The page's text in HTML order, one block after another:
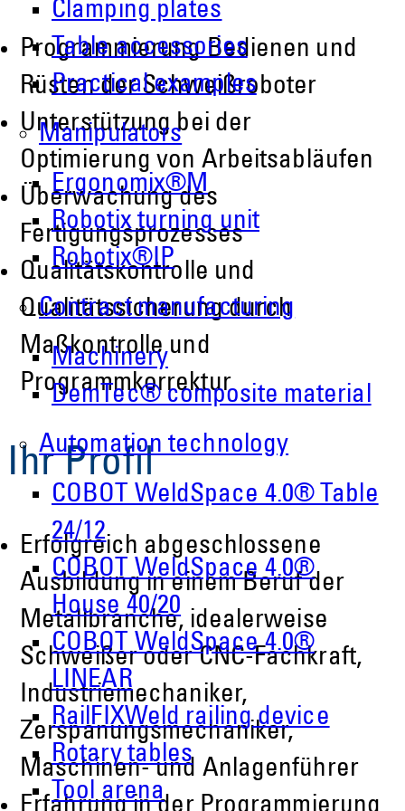
Clamping plates
Table accessories
Practical examples
Manipulators
Ergonomix®M
Robotix turning unit
Robotix®IP
Contract manufacturing
Machinery
DemTec® composite material
Automation technology
COBOT WeldSpace 4.0® Table
24/12
COBOT WeldSpace 4.0®
House 40/20
COBOT WeldSpace 4.0®
LINEAR
RailFIXWeld railing device
Rotary tables
Tool arena
Programmierung Bedienen und
Rüsten der Schweißroboter
Unterstützung bei der
Optimierung von Arbeitsabläufen
Überwachung des
Fertigungsprozesses
Qualitätskontrolle und
Qualitätssicherung durch
Maßkontrolle und
Programmkorrektur
Ihr Profil
Erfolgreich abgeschlossene
Ausbildung in einem Beruf der
Metallbranche, idealerweise
Schweißer oder CNC-Fachkraft,
Industriemechaniker,
Zerspanungsmechaniker,
Maschinen- und Anlagenführer